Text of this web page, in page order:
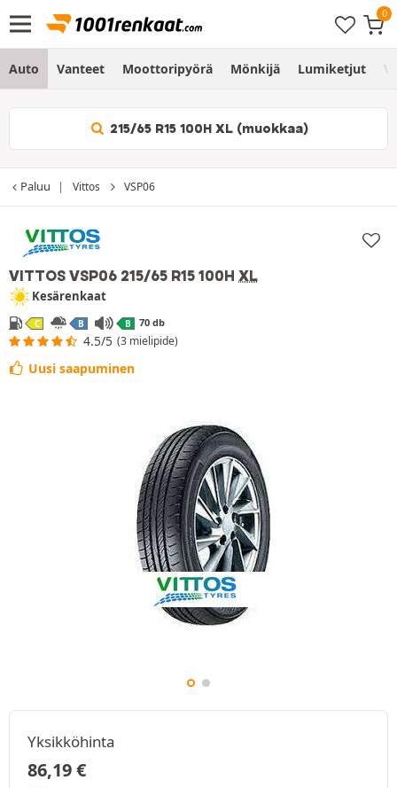
Auto Vanteet Moottoripyörä Mönkijä Lumiketjut
215/65 R15 100H XL (muokkaa)
Paluu Vittos VSP06
VITTOS VSP06 215/65 R15 100H XL
Kesärenkaat
C B B 70 db
4.5/5 (3 mielipide)
Uusi saapuminen
Yksikköhinta
86,19€